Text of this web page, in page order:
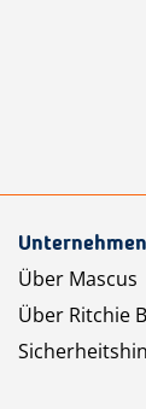
Unternehmen
Über Mascus
Über Ritchie